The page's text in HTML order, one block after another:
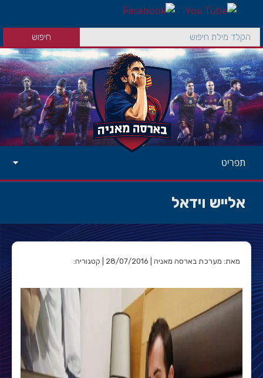
תפריט
אלייש וידאל
מאת: מערכת בארסה מאניה | 28/07/2016 | קטגוריה: